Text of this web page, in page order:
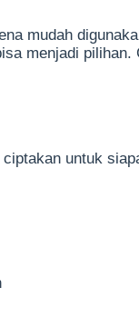
mudah
menjadi
untuk